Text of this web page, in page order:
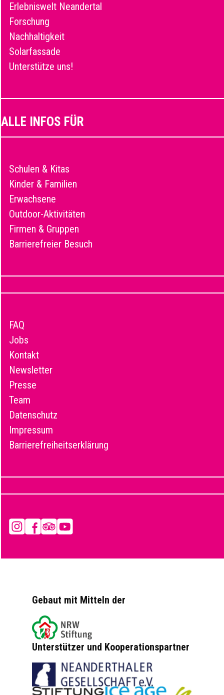
Erlebniswelt Neandertal
Forschung
Nachhaltigkeit
Solarfassade
Unterstütze uns!
ALLE INFOS FÜR
Schulen & Kitas
Kinder & Familien
Erwachsene
Outdoor-Aktivitäten
Firmen & Gruppen
Barrierefreier Besuch
FAQ
Jobs
Kontakt
Newsletter
Presse
Team
Datenschutz
Impressum
Barrierefreiheitserklärung
InstagramFacebook
Tripadvisor
YouTube
Gebaut mit Mitteln der
Unterstützer und Kooperationspartner